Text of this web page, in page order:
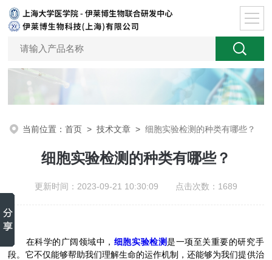
当前位置：首页 >技术文章 >细胞实验检测的种类有哪些？
细胞实验检测的种类有哪些？
更新时间：2023-09-21 10:30:09 点击次数：1689
在科学的广阔领域中， 细胞实验检测是一项至关重要的研究手
段。它不仅能够帮助我们理解生命的运作机制，还能够为我们提供治